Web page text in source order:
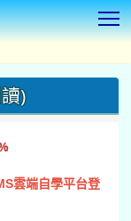
)
雲端自學平台登